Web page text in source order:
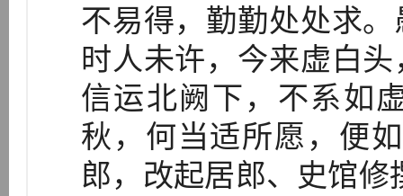
不易得，勤勤处处求
时人未许，今来虚白
信运北阙下，不系如
秋，何当适所愿，便
郎，改起居郎、史馆修